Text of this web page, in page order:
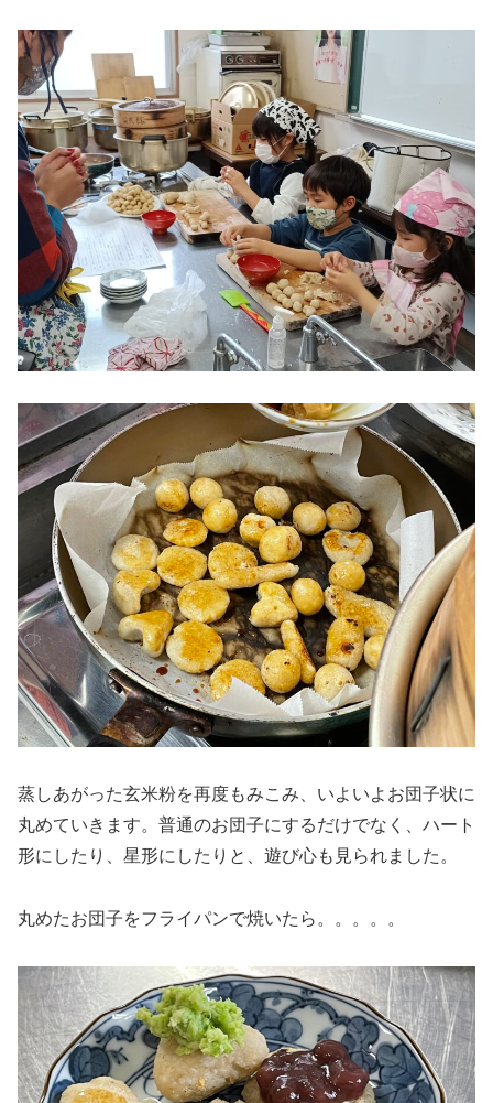
蒸しあがった玄米粉を再度もみこみ、いよいよお団子状に
丸めていきます。普通のお団子にするだけでなく、ハート
形にしたり、星形にしたりと、遊び心も見られました。
丸めたお団子をフライパンで焼いたら。。。。。